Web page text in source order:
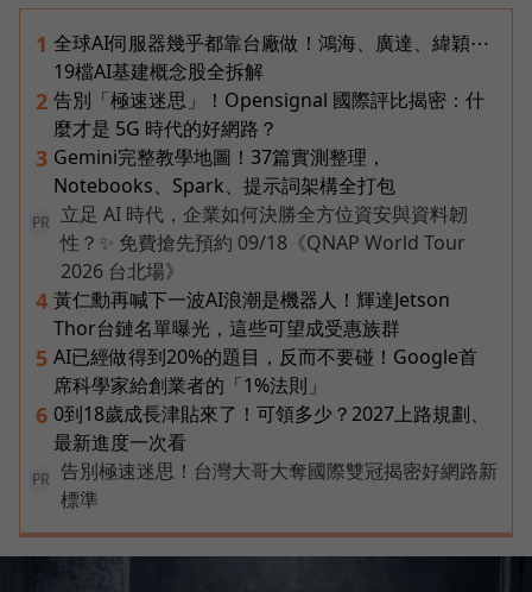
1 全球AI伺服器幾乎都靠台廠做！鴻海、廣達、緯穎⋯
19檔AI基建概念股全拆解
2 告別「極速迷思」！Opensignal 國際評比揭密：什
麼才是 5G 時代的好網路？
3 Gemini完整教學地圖！37篇實測整理，
Notebooks、Spark、提示詞架構全打包
PR
立足 AI 時代，企業如何決勝全方位資安與資料韌
性？✨ 免費搶先預約 09/18《QNAP World Tour
2026 台北場》
4 黃仁勳再喊下一波AI浪潮是機器人！輝達Jetson
Thor台鏈名單曝光，這些可望成受惠族群
5 AI已經做得到20%的題目，反而不要碰！Google首
席科學家給創業者的「1%法則」
6 0到18歲成長津貼來了！可領多少？2027上路規劃、
最新進度一次看
PR
告別極速迷思！台灣大哥大奪國際雙冠揭密好網路新
標準